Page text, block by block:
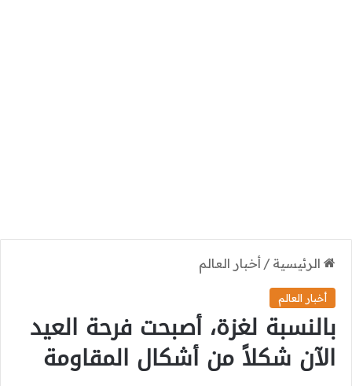
الرئيسية / أخبار العالم
أخبار العالم
بالنسبة لغزة، أصبحت فرحة العيد
الآن شكلاً من أشكال المقاومة